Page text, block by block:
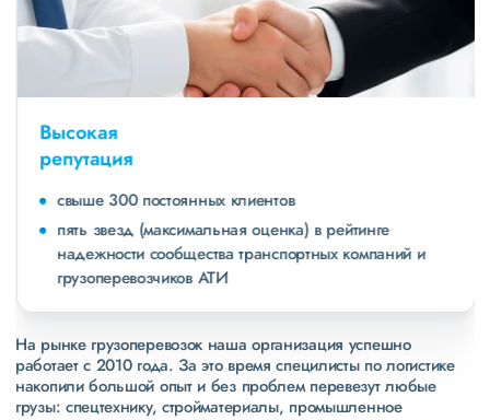
Высокая
репутация
свыше 300 постоянных клиентов
пять звезд (максимальная оценка) в рейтинге
надежности сообщества транспортных компаний и
грузоперевозчиков АТИ
На рынке грузоперевозок наша организация успешно
работает с 2010 года. За это время специлисты по логистике
накопили большой опыт и без проблем перевезут любые
грузы: спецтехнику, стройматериалы, промышленное